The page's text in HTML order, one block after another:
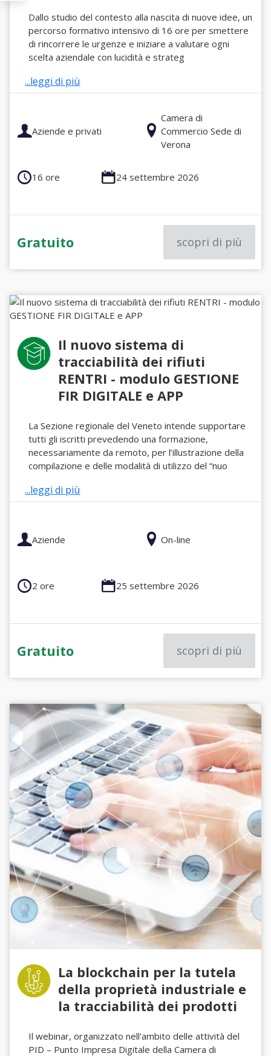
Dallo studio del contesto alla nascita di nuove idee, un
percorso formativo intensivo di 16 ore per smettere
di rincorrere le urgenze e iniziare a valutare ogni
scelta aziendale con lucidità e strateg
...leggi di più
Aziende e privati
Camera di
Commercio Sede di
Verona
16 ore 24 settembre 2026
Gratuito scopri di più
Il nuovo sistema di
tracciabilità dei rifiuti
RENTRI - modulo GESTIONE
FIR DIGITALE e APP
La Sezione regionale del Veneto intende supportare
tutti gli iscritti prevedendo una formazione,
necessariamente da remoto, per l’illustrazione della
compilazione e delle modalità di utilizzo del “nuo
...leggi di più
Aziende On-line
2 ore 25 settembre 2026
Gratuito scopri di più
La blockchain per la tutela
della proprietà industriale e
la tracciabilità dei prodotti
Il webinar, organizzato nell'ambito delle attività del
PID – Punto Impresa Digitale della Camera di